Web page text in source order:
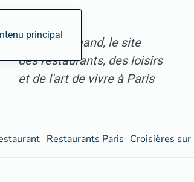
principal
ParisGourmand, le site
des restaurants, des loisirs
et de l'art de vivre à Paris
Restaurants Paris Croisières sur